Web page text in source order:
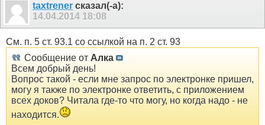
taxtrener сказал(-а):
14.04.2014 18:08
См. п. 5 ст. 93.1 со ссылкой на п. 2 ст. 93
Сообщение от Алка
Всем добрый день!
Вопрос такой - если мне запрос по электронке пришел,
могу я также по электронке ответить, с приложением
всех доков? Читала где-то что могу, но когда надо - не
находится.